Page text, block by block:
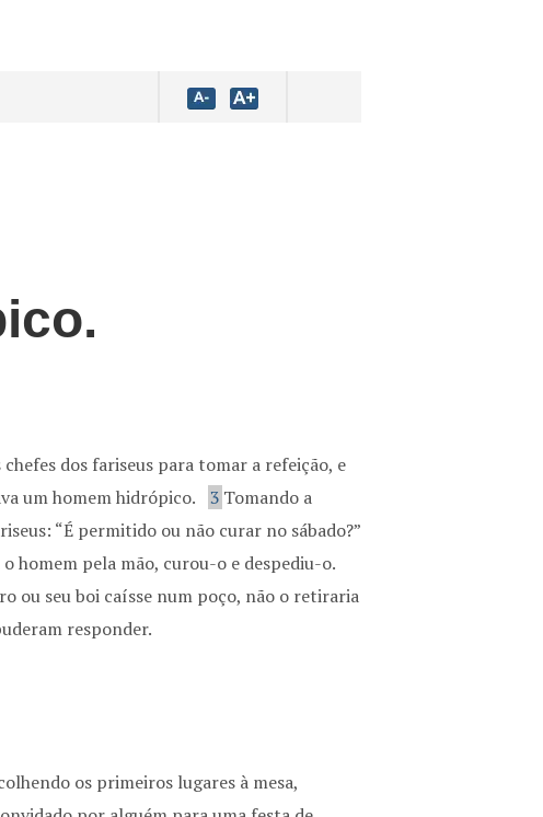
dos fariseus para tomar a refeição, e
um homem hidrópico. 3 Tomando a
“É permitido ou não curar no sábado?”
homem pela mão, curou-o e despediu-o.
ou seu boi caísse num poço, não o retiraria
responder.
os primeiros lugares à mesa,